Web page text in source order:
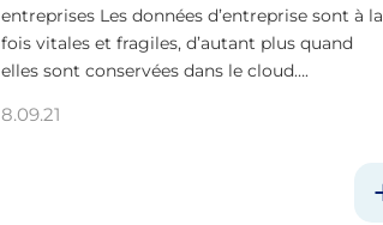
entreprises Les données d’entreprise sont à la
fois vitales et fragiles, d’autant plus quand
elles sont conservées dans le cloud….
8.09.21